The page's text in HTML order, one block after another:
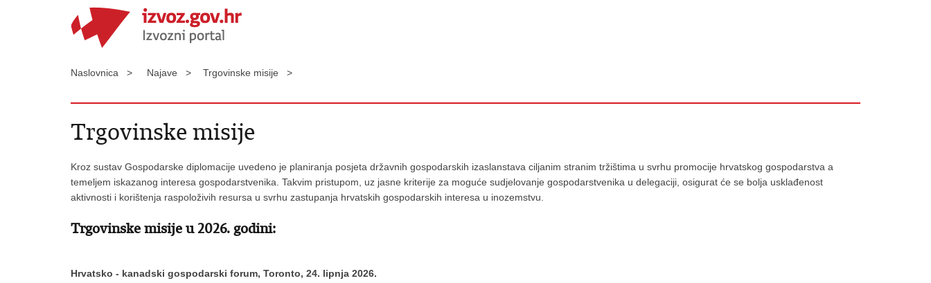
Naslovnica > Najave > Trgovinske misije >
Trgovinske misije
Kroz sustav Gospodarske diplomacije uvedeno je planiranja posjeta državnih gospodarskih izaslanstava ciljanim stranim tržištima u svrhu promocije hrvatskog gospodarstva a
temeljem iskazanog interesa gospodarstvenika. Takvim pristupom, uz jasne kriterije za moguće sudjelovanje gospodarstvenika u delegaciji, osigurat će se bolja usklađenost
aktivnosti i korištenja raspoloživih resursa u svrhu zastupanja hrvatskih gospodarskih interesa u inozemstvu.
Trgovinske misije u 2026. godini:
Hrvatsko - kanadski gospodarski forum, Toronto, 24. lipnja 2026.